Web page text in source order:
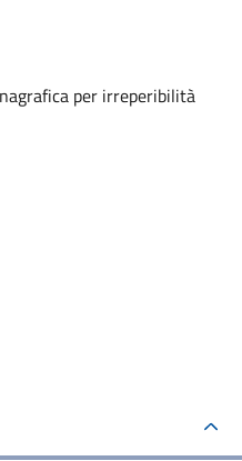
per irreperibilità